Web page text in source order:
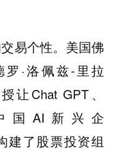
易个性。美国佛
·洛佩兹-里拉
让Chat GPT、
中国AI新兴企
建了股票投资组